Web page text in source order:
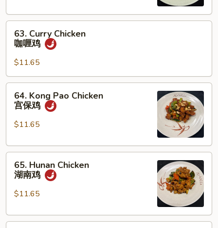
鸡
Curry
Chicken
喱
鸡
63. Curry Chicken
咖喱鸡
$11.65
Kong
Pao
Chicken
保
64. Kong Pao Chicken
宫保鸡
$11.65
Hunan
Chicken
鸡
65. Hunan Chicken
湖南鸡
$11.65